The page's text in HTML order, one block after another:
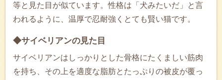
等と見た目が似ています。性格は「犬みたいだ」と言
われるように、温厚で忍耐強くとても賢い猫です。
◆サイベリアンの見た目
サイベリアンはしっかりとした骨格にたくましい筋肉
を持ち、その上を適度な脂肪とたっぷりの被皮が覆っ